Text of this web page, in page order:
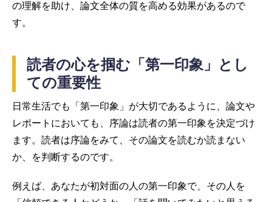
の理解を助け、論文全体の質を高める効果があるので
す。
読者の心を掴む「第一印象」とし
ての重要性
日常生活でも「第一印象」が大切であるように、論文や
レポートにおいても、序論は読者の第一印象を決定づけ
ます。読者は序論をみて、その論文を読むか読まない
か、を判断するのです。
例えば、あなたが初対面の人の第一印象で、その人を